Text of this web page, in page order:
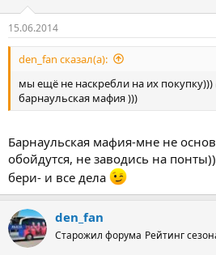
15.06.2014
den_fan сказал(а):
мы ещё не наскребли на их
барнаульская мафия )))
Барнаульская мафия-мне не
обойдутся, не заводись на
бери- и все дела
den_fan
Старожил форума Рейтинг